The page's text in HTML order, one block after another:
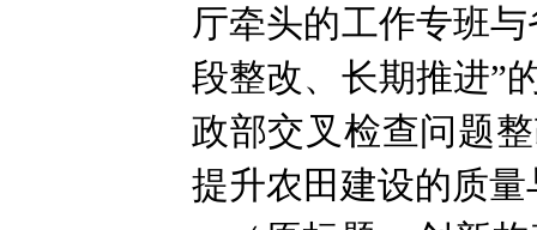
厅牵头的工作专班
段整改、长期推进”
政部交叉检查问题
提升农田建设的质